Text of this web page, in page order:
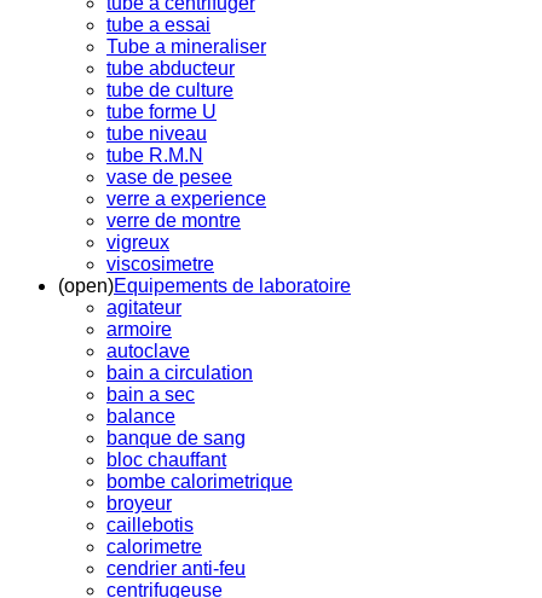
tube a essai
Tube a mineraliser
tube abducteur
tube de culture
tube forme U
tube niveau
tube R.M.N
vase de pesee
verre a experience
verre de montre
vigreux
viscosimetre
(open)Equipements de laboratoire
agitateur
armoire
autoclave
bain a circulation
bain a sec
balance
banque de sang
bloc chauffant
bombe calorimetrique
broyeur
caillebotis
calorimetre
cendrier anti-feu
centrifugeuse